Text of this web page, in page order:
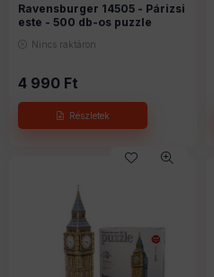
Ravensburger 14505 - Párizsi
este - 500 db-os puzzle
Nincs raktáron
4 990 Ft